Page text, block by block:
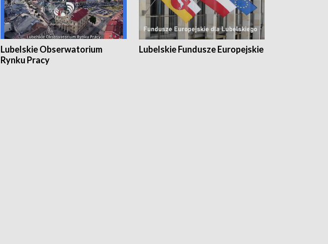
Lubelskie Obserwatorium
Rynku Pracy
Lubelskie Fundusze Europejskie